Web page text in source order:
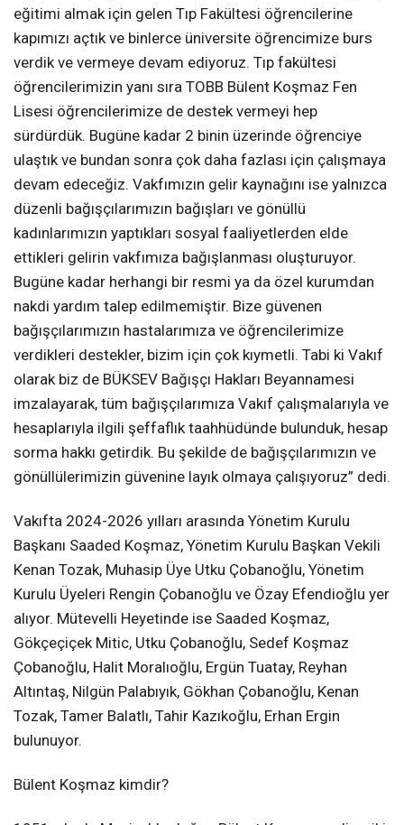
eğitimi almak için gelen Tıp Fakültesi öğrencilerine
kapımızı açtık ve binlerce üniversite öğrencimize burs
verdik ve vermeye devam ediyoruz. Tıp fakültesi
öğrencilerimizin yanı sıra TOBB Bülent Koşmaz Fen
Lisesi öğrencilerimize de destek vermeyi hep
sürdürdük. Bugüne kadar 2 binin üzerinde öğrenciye
ulaştık ve bundan sonra çok daha fazlası için çalışmaya
devam edeceğiz. Vakfımızın gelir kaynağını ise yalnızca
düzenli bağışçılarımızın bağışları ve gönüllü
kadınlarımızın yaptıkları sosyal faaliyetlerden elde
ettikleri gelirin vakfımıza bağışlanması oluşturuyor.
Bugüne kadar herhangi bir resmi ya da özel kurumdan
nakdi yardım talep edilmemiştir. Bize güvenen
bağışçılarımızın hastalarımıza ve öğrencilerimize
verdikleri destekler, bizim için çok kıymetli. Tabi ki Vakıf
olarak biz de BÜKSEV Bağışçı Hakları Beyannamesi
imzalayarak, tüm bağışçılarımıza Vakıf çalışmalarıyla ve
hesaplarıyla ilgili şeffaflık taahhüdünde bulunduk, hesap
sorma hakkı getirdik. Bu şekilde de bağışçılarımızın ve
gönüllülerimizin güvenine layık olmaya çalışıyoruz” dedi.
Vakıfta 2024-2026 yılları arasında Yönetim Kurulu
Başkanı Saaded Koşmaz, Yönetim Kurulu Başkan Vekili
Kenan Tozak, Muhasip Üye Utku Çobanoğlu, Yönetim
Kurulu Üyeleri Rengin Çobanoğlu ve Özay Efendioğlu yer
alıyor. Mütevelli Heyetinde ise Saaded Koşmaz,
Gökçeçiçek Mitic, Utku Çobanoğlu, Sedef Koşmaz
Çobanoğlu, Halit Moralıoğlu, Ergün Tuatay, Reyhan
Altıntaş, Nilgün Palabıyık, Gökhan Çobanoğlu, Kenan
Tozak, Tamer Balatlı, Tahir Kazıkoğlu, Erhan Ergin
bulunuyor.
Bülent Koşmaz kimdir?